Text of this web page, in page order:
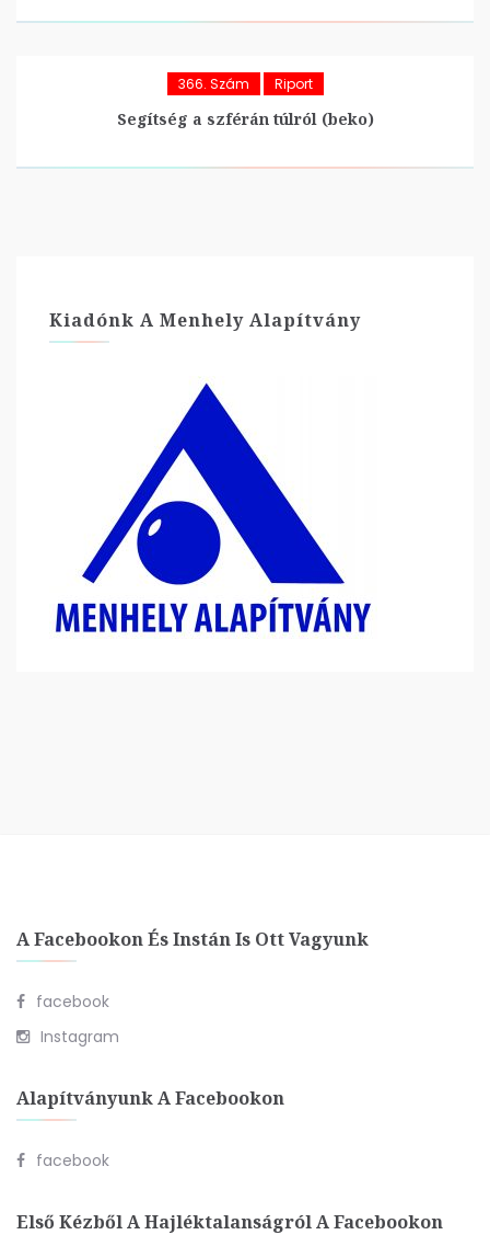
366. Szám Riport
Segítség a szférán túlról (beko)
Kiadónk A Menhely Alapítvány
A Facebookon És Instán Is Ott Vagyunk
facebook
Instagram
Alapítványunk A Facebookon
facebook
Első Kézből A Hajléktalanságról A Facebookon